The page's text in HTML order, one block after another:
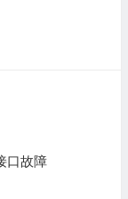
口故障